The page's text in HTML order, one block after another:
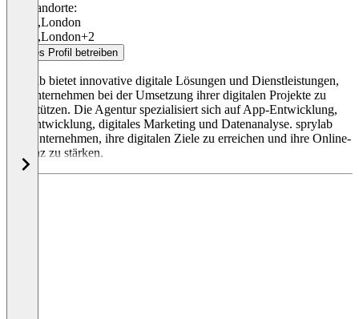
Standorte:
,London
,London+2
Dieses Profil betreiben
Sprylab bietet innovative digitale Lösungen und Dienstleistungen,
um Unternehmen bei der Umsetzung ihrer digitalen Projekte zu
unterstützen. Die Agentur spezialisiert sich auf App-Entwicklung,
Webentwicklung, digitales Marketing und Datenanalyse. sprylab
hilft Unternehmen, ihre digitalen Ziele zu erreichen und ihre Online-
Präsenz zu stärken.